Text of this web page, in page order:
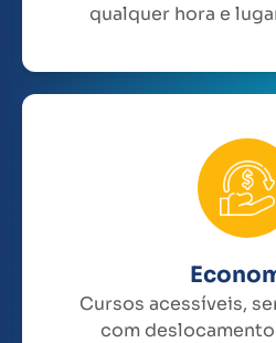
qualquer hora e
Cursos acessíveis,
com